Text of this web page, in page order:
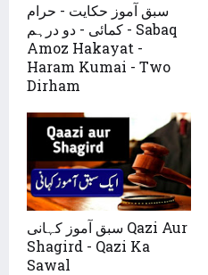
سبق آموز حکایت - حرام
کمائی - دو درہم - Sabaq
Amoz Hakayat -
Haram Kumai - Two
Dirham
سبق آموز کہانی Qazi Aur
Shagird - Qazi Ka
Sawal